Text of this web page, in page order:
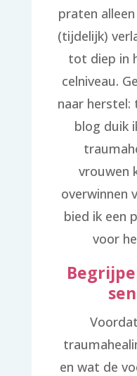
praten
(tijdelijk)
tot diep in
celniveau.
naar herstel:
blog duik
vrouwen
overwinnen
bied ik een
voor
en wat de